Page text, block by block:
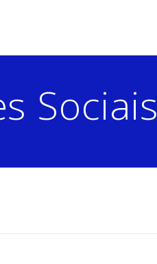
Sociais